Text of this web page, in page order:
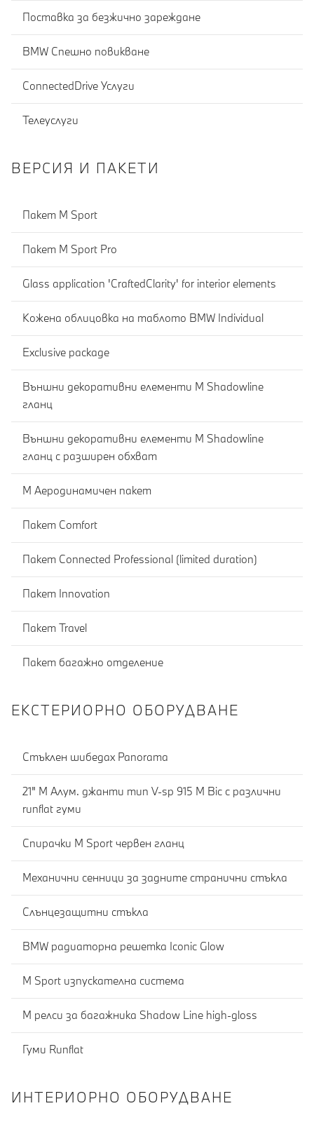
Поставка за безжично зареждане
BMW Спешно повикване
ConnectedDrive Услуги
Телеуслуги
ВЕРСИЯ И ПАКЕТИ
Пакет M Sport
Пакет M Sport Pro
Glass application 'CraftedClarity' for interior elements
Кожена облицовка на таблото BMW Individual
Exclusive package
Външни декоративни елементи M Shadowline
гланц
Външни декоративни елементи M Shadowline
гланц с разширен обхват
М Аеродинамичен пакет
Пакет Comfort
Пакет Connected Professional (limited duration)
Пакет Innovation
Пакет Travel
Пакет багажно отделение
ЕКСТЕРИОРНО ОБОРУДВАНЕ
Стъклен шибедах Panorama
21" M Алум. джанти тип V-sp 915 M Bic с различни
runflat гуми
Спирачки M Sport червен гланц
Механични сенници за задните странични стъкла
Слънцезащитни стъкла
BMW радиаторна решетка Iconic Glow
M Sport изпускателна система
M релси за багажника Shadow Line high-gloss
Гуми Runflat
ИНТЕРИОРНО ОБОРУДВАНЕ